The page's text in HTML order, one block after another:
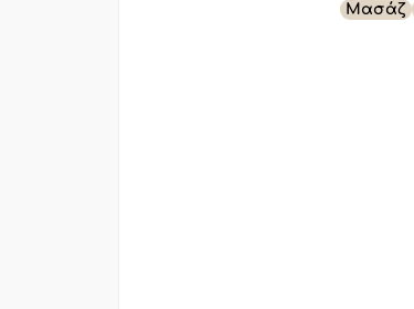
Μασάζ